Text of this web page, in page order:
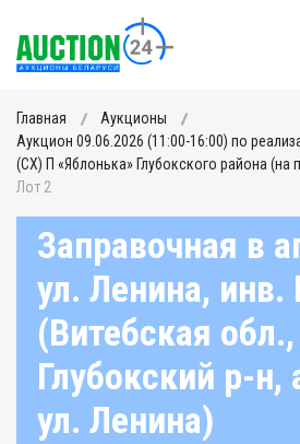
Главная
Аукционы
Аукцион 09.06.2026 (11:00-16:00) по
(СХ) П «Яблонька» Глубокского района
Лот 2
Заправочная в
ул. Ленина,
(Витебская обл.,
Глубокский р-н,
ул. Ленина)